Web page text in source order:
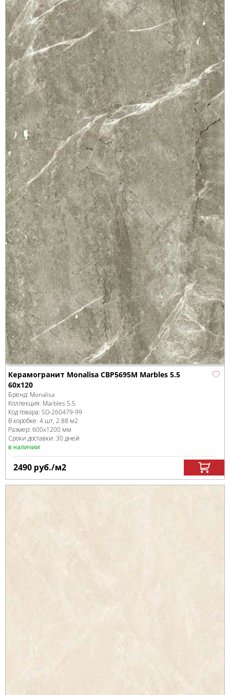
Керамогранит Monalisa CBP5695M Marbles 5.5
60x120
Бренд: Monalisa
Коллекция: Marbles 5.5
Код товара: SD-260479-99
В коробке: 4 шт, 2.88 м2
Размер: 600x1200 мм
Сроки доставки: 30 дней
в наличии
2490 руб./м2